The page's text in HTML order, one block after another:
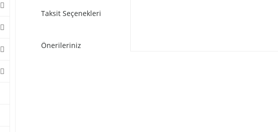
Taksit Seçenekleri
Önerileriniz